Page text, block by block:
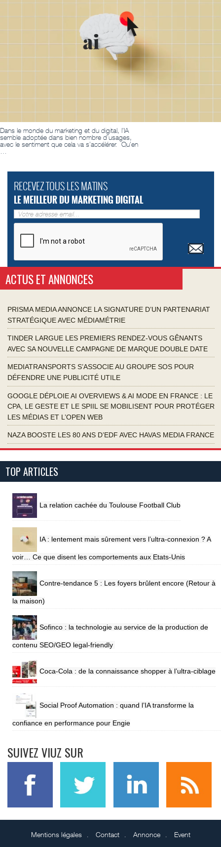
Dans le monde du marketing et du digital, l’IA
semble adoptée dans bien nombre d’usages,
avec le sentiment que cela va s’accélérer. Qu’en
…
RECEVEZ TOUS LES MATINS
LE MEILLEUR DU MARKETING DIGITAL
ACTUS ET ANNONCES
PRISMA MEDIA ANNONCE LA SIGNATURE D’UN PARTENARIAT
STRATÉGIQUE AVEC MÉDIAMÉTRIE
TINDER LARGUE LES PREMIERS RENDEZ-VOUS GÊNANTS
AVEC SA NOUVELLE CAMPAGNE DE MARQUE DOUBLE DATE
MEDIATRANSPORTS S’ASSOCIE AU GROUPE SOS POUR
DÉFENDRE UNE PUBLICITÉ UTILE
GOOGLE DÉPLOIE AI OVERVIEWS & AI MODE EN FRANCE : LE
CPA, LE GESTE ET LE SPIIL SE MOBILISENT POUR PROTÉGER
LES MÉDIAS ET L’OPEN WEB
NAZA BOOSTE LES 80 ANS D’EDF AVEC HAVAS MEDIA FRANCE
TOP ARTICLES
La relation cachée du Toulouse Football Club
IA : lentement mais sûrement vers l’ultra-connexion ? A
voir… Ce que disent les comportements aux Etats-Unis
Contre-tendance 5 : Les foyers brûlent encore (Retour à
la maison)
Sofinco : la technologie au service de la production de
contenu SEO/GEO legal-friendly
Coca-Cola : de la connaissance shopper à l’ultra-ciblage
Social Proof Automation : quand l’IA transforme la
confiance en performance pour Engie
SUIVEZ VIUZ SUR
Mentions légales Contact Annonce Event